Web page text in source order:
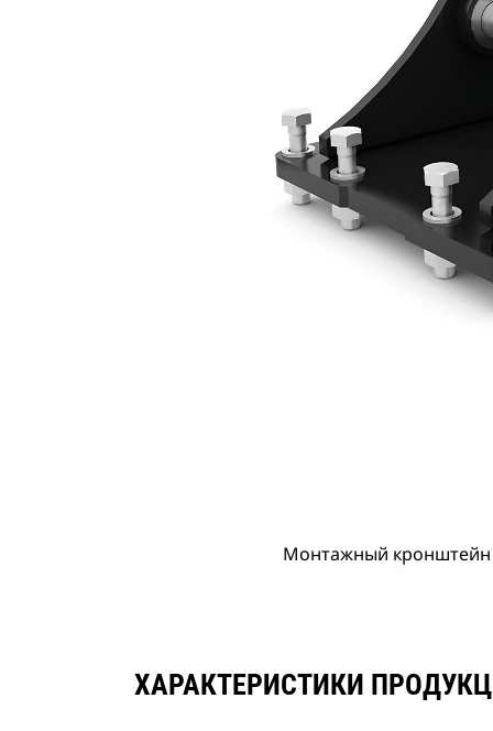
Монтажный кронштейн
ХАРАКТЕРИСТИКИ